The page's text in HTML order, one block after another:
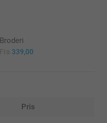
Broderi
Fra 339,00
Pris